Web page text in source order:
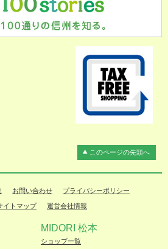
このページの先頭へ
お問い合わせ プライバシーポリシー
イトマップ 運営会社情報
MIDORI 松本
ショップ一覧